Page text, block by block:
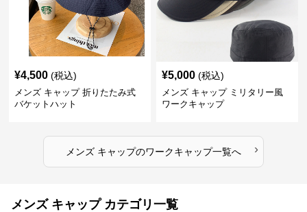
¥4,500 (税込)
メンズ キャップ 折りたたみ式
バケットハット
¥5,000 (税込)
メンズ キャップ ミリタリー風
ワークキャップ
メンズ キャップのワークキャップ一覧へ ›
メンズ キャップ カテゴリ一覧